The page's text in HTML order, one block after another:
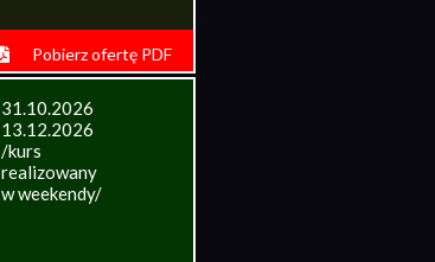
Pobierz ofertę PDF
31.10.2026
13.12.2026
/kurs
realizowany
w weekendy/